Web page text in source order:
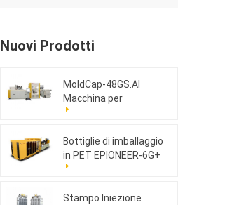
Nuovi Prodotti
MoldCap-48GS.AI
Macchina per
stampaggio a
ad alta velocità
Bottiglie di imballaggio
in PET EPIONEER-6G+
Stampo Iniezione